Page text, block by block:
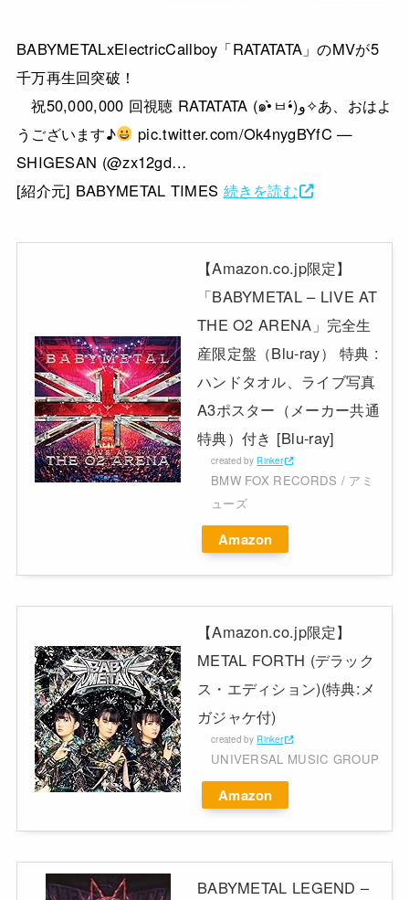
BABYMETALxElectricCallboy「RATATATA」のMVが5
千万再生回突破！
祝50,000,000 回視聴 RATATATA (๑•̀ㅂ•́)و✧あ、おはよ
うございます♪
pic.twitter.com/Ok4nygBYfC —
SHIGESAN (@zx12gd…
[紹介元] BABYMETAL TIMES 続きを読む
【Amazon.co.jp限定】
「BABYMETAL – LIVE AT
THE O2 ARENA」完全生
産限定盤（Blu-ray） 特典 :
ハンドタオル、ライブ写真
A3ポスター（メーカー共通
特典）付き [Blu-ray]
created by Rinker
BMW FOX RECORDS / アミ
ューズ
Amazon
【Amazon.co.jp限定】
METAL FORTH (デラック
ス・エディション)(特典:メ
ガジャケ付)
created by Rinker
UNIVERSAL MUSIC GROUP
Amazon
BABYMETAL LEGEND –